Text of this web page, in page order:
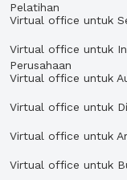
Pelatihan
Virtual office untuk
Virtual office untuk
Perusahaan
Virtual office untuk
Virtual office untuk
Virtual office untuk
Virtual office untuk